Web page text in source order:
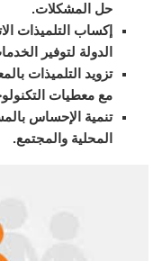
حل المشكلات.
إكساب التلميذات
الدولة لتوفير
تزويد التلميذات
مع معطيات
تنمية الإحساس
المحلية والمجتمع.